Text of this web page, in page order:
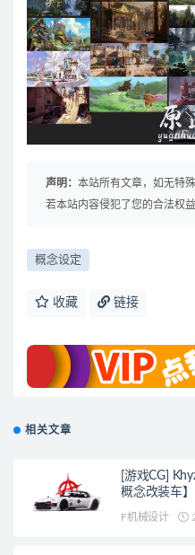
声明： 本站所有文章，如无特
若本站内容侵犯了您的合法权
概念设定
收藏 链接
相关文章
[游戏CG]
概念改装车
F机械设计